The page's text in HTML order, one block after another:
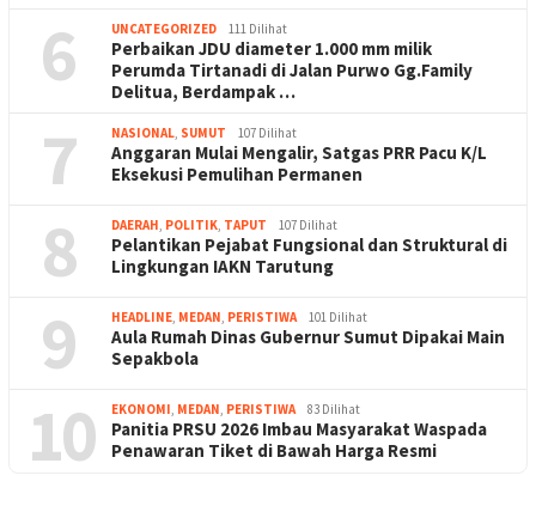
6 UNCATEGORIZED 111 Dilihat
Perbaikan JDU diameter 1.000 mm milik
Perumda Tirtanadi di Jalan Purwo Gg.Family
Delitua, Berdampak …
7 NASIONAL, SUMUT 107 Dilihat
Anggaran Mulai Mengalir, Satgas PRR Pacu K/L
Eksekusi Pemulihan Permanen
8 DAERAH, POLITIK, TAPUT 107 Dilihat
Pelantikan Pejabat Fungsional dan Struktural di
Lingkungan IAKN Tarutung
9 HEADLINE, MEDAN, PERISTIWA 101 Dilihat
Aula Rumah Dinas Gubernur Sumut Dipakai Main
Sepakbola
10 EKONOMI, MEDAN, PERISTIWA 83 Dilihat
Panitia PRSU 2026 Imbau Masyarakat Waspada
Penawaran Tiket di Bawah Harga Resmi